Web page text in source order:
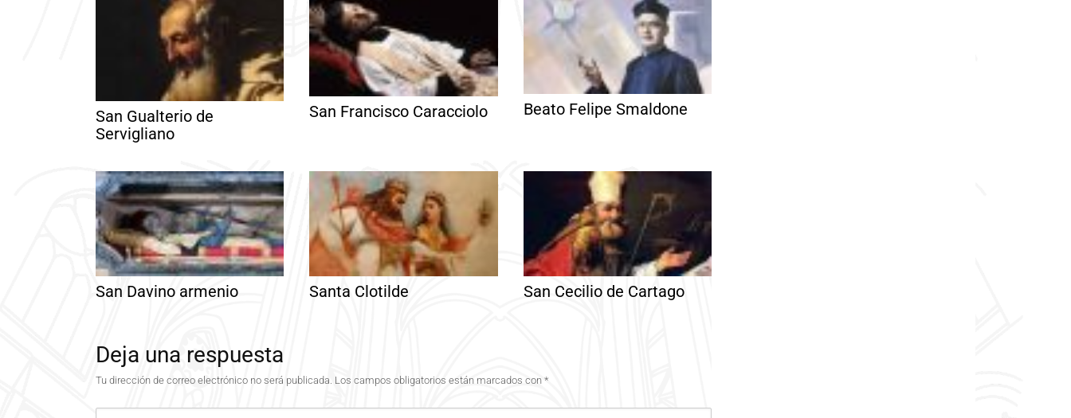
San Gualterio de
Servigliano
San Francisco Caracciolo Beato Felipe Smaldone
San Davino armenio Santa Clotilde San Cecilio de Cartago
Deja una respuesta
Tu dirección de correo electrónico no será publicada. Los campos obligatorios están marcados con *